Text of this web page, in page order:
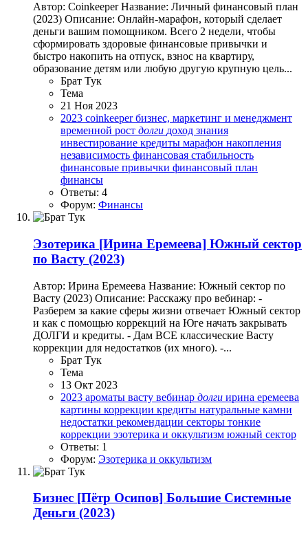
Автор: Coinkeeper Название: Личный финансовый план
(2023) Описание: Онлайн-марафон, который сделает
деньги вашим помощником. Всего 2 недели, чтобы
сформировать здоровые финансовые привычки и
быстро накопить на отпуск, взнос на квартиру,
образование детям или любую другую крупную цель...
Брат Тук
Тема
21 Ноя 2023
2023 coinkeeperбизнес, маркетинг и менеджмент
временной рост долги доход знания
инвестирование кредиты марафон накопления
независимость финансовая стабильность
финансовые привычки финансовый план
финансы
Ответы: 4
Форум: Финансы
Эзотерика [Ирина Еремеева] Южный сектор
по Васту (2023)
Автор: Ирина Еремеева Название: Южный сектор по
Васту (2023) Описание: Расскажу про вебинар: -
Разберем за какие сферы жизни отвечает Южный сектор
и как с помощью коррекций на Юге начать закрывать
ДОЛГИ и кредиты. - Дам ВСЕ классические Васту
коррекции для недостатков (их много). -...
Брат Тук
Тема
13 Окт 2023
2023 ароматы васту вебинар долги ирина еремеева
картины коррекции кредиты натуральные камни
недостатки рекомендации секторы тонкие
коррекции эзотерика и оккультизм южный сектор
Ответы: 1
Форум: Эзотерика и оккультизм
Бизнес [Пётр Осипов] Большие Системные
Деньги (2023)